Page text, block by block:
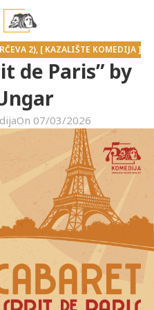
2), [ KAZALIŠTE KOMEDIJA ]
de Paris” by
On 07/03/2026